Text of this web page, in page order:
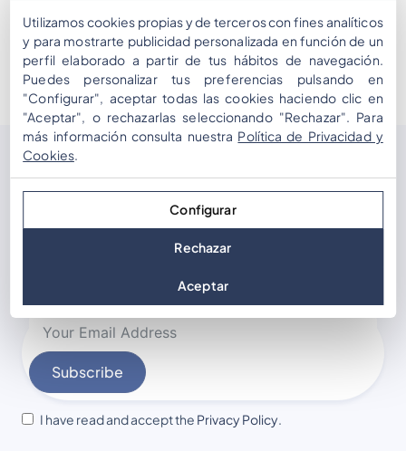
équipe présentera comment la gamification permet aux
destinations, DMC, hôtels et attractions de créer des
expériences visiteurs inoubliables tout en […]
Subscribeour newsletter
Join the mailing list to receive occasional updates,
new solutions for events and tips on interactive
Subscribe
I have read and accept the Privacy Policy
Utilizamos cookies propias y de terceros con fines analíticos
y para mostrarte publicidad personalizada en función de un
perfil elaborado a partir de tus hábitos de navegación.
Puedes personalizar tus preferencias pulsando en
"Configurar", aceptar todas las cookies haciendo clic en
"Aceptar", o rechazarlas seleccionando "Rechazar". Para
más información consulta nuestra Política de Privacidad y
Cookies.
Configurar
Rechazar
Aceptar